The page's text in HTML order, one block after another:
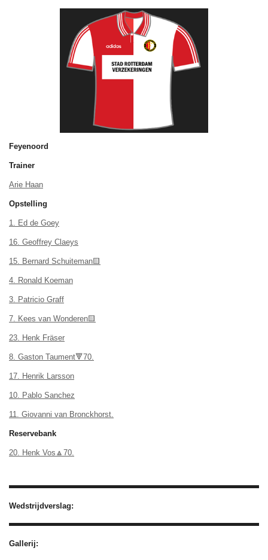
Feyenoord
Trainer
Arie Haan
Opstelling
1. Ed de Goey
16. Geoffrey Claeys
15. Bernard Schuiteman🟨
4. Ronald Koeman
3. Patricio Graff
7. Kees van Wonderen🟨
23. Henk Fräser
8. Gaston Taument🔻70.
17. Henrik Larsson
10. Pablo Sanchez
11. Giovanni van Bronckhorst.
Reservebank
20. Henk Vos🔼70.
Wedstrijdverslag:
Gallerij: